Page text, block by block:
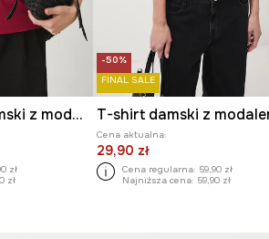
T-shirt basic damski z modalem
zł
zł
-50%
FINAL SALE
T-shirt damski z
Cena aktualna:
29,90 zł
Cena regularna: 59,90 zł
Najniższa cena: 59,90 zł